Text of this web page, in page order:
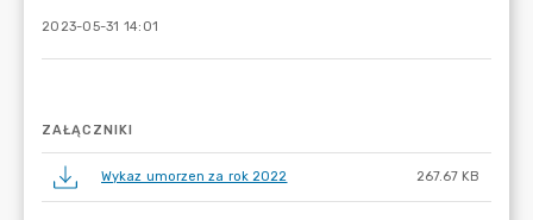
2023-05-31 14:01
ZAŁĄCZNIKI
Wykaz umorzen za rok 2022 267.67 KB